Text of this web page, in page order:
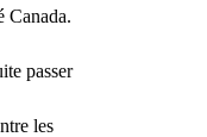
Canada.
passer
les